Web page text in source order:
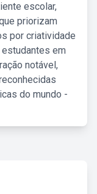
escolar,
priorizam
por criatividade
em
notável,
do mundo -